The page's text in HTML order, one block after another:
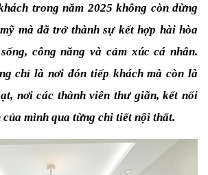
trong năm 2025 không còn dừng
mà đã trở thành sự kết hợp hài hòa
công năng và cảm xúc cá nhân.
chỉ là nơi đón tiếp khách mà còn là
nơi các thành viên thư giãn, kết nối
của mình qua từng chi tiết nội thất.